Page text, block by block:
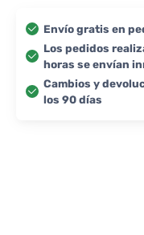
Envío gratis en
Los pedidos
horas se envían
Cambios y
los 90 días